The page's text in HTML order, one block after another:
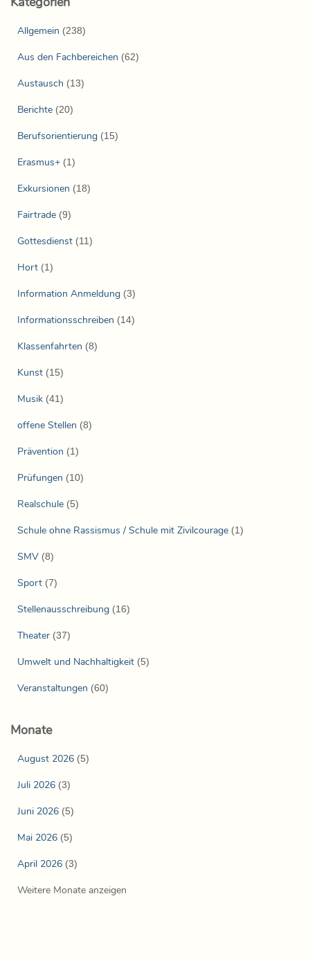
Allgemein (238)
Aus den Fachbereichen (62)
Austausch (13)
Berichte (20)
Berufsorientierung (15)
Erasmus+ (1)
Exkursionen (18)
Fairtrade (9)
Gottesdienst (11)
Hort (1)
Information Anmeldung (3)
Informationsschreiben (14)
Klassenfahrten (8)
Kunst (15)
Musik (41)
offene Stellen (8)
Prävention (1)
Prüfungen (10)
Realschule (5)
Schule ohne Rassismus / Schule mit Zivilcourage (1)
SMV (8)
Sport (7)
Stellenausschreibung (16)
Theater (37)
Umwelt und Nachhaltigkeit (5)
Veranstaltungen (60)
Monate
August 2026 (5)
Juli 2026 (3)
Juni 2026 (5)
Mai 2026 (5)
April 2026 (3)
Weitere Monate anzeigen